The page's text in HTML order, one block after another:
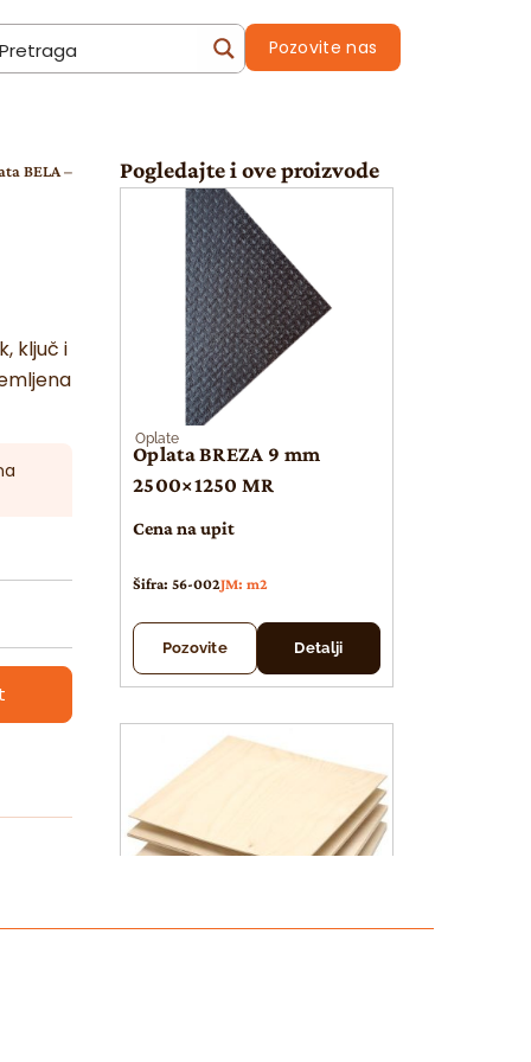
Pozovite nas
BELA –
ključ i
Pogledajte i ove proizvode
Oplate
Oplata BREZA 9 mm
2500×1250 MR
Cena na upit
Šifra: 56-002JM: m2
Pozovite Detalji